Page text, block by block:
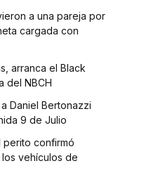
a una pareja por
cargada con
arranca el Black
del NBCH
Daniel Bertonazzi
9 de Julio
perito confirmó
vehículos de